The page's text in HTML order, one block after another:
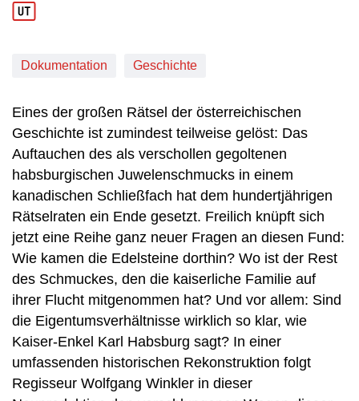
Dokumentation Geschichte
Eines der großen Rätsel der österreichischen
Geschichte ist zumindest teilweise gelöst: Das
Auftauchen des als verschollen gegoltenen
habsburgischen Juwelenschmucks in einem
kanadischen Schließfach hat dem hundertjährigen
Rätselraten ein Ende gesetzt. Freilich knüpft sich
jetzt eine Reihe ganz neuer Fragen an diesen Fund:
Wie kamen die Edelsteine dorthin? Wo ist der Rest
des Schmuckes, den die kaiserliche Familie auf
ihrer Flucht mitgenommen hat? Und vor allem: Sind
die Eigentumsverhältnisse wirklich so klar, wie
Kaiser-Enkel Karl Habsburg sagt? In einer
umfassenden historischen Rekonstruktion folgt
Regisseur Wolfgang Winkler in dieser